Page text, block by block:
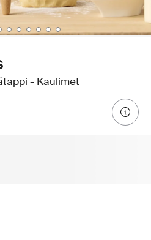
- Kaulimet